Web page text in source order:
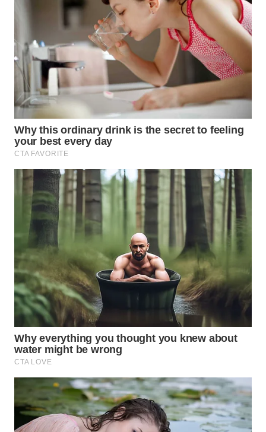
TIMUR
WN
SEMARANG
WN
SOLO
BOROBUDUR
WN
MADURA
WN
SURABAYA
WN
NATUNA
WN
BINTAN
WN
MANDALIKA
WN